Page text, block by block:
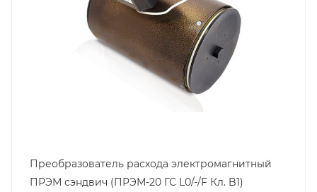
Преобразователь расхода электромагнитный
ПРЭМ сэндвич (ПРЭМ-20 ГС L0/-/F Кл. B1)